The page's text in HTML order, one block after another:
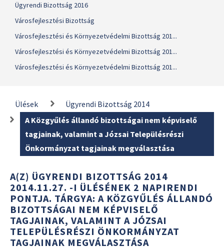
Ügyrendi Bizottság 2016
Városfejlesztési Bizottság
Városfejlesztési és Környezetvédelmi Bizottság 201...
Városfejlesztési és Környezetvédelmi Bizottság 201...
Városfejlesztési és Környezetvédelmi Bizottság 201...
Ülések
Ügyrendi Bizottság 2014
A Közgyűlés állandó bizottságai nem képviselő
tagjainak, valamint a Józsai Településrészi
Önkormányzat tagjainak megválasztása
A(Z) ÜGYRENDI BIZOTTSÁG 2014
2014.11.27. -I ÜLÉSÉNEK 2 NAPIRENDI
PONTJA. TÁRGYA: A KÖZGYŰLÉS ÁLLANDÓ
BIZOTTSÁGAI NEM KÉPVISELŐ
TAGJAINAK, VALAMINT A JÓZSAI
TELEPÜLÉSRÉSZI ÖNKORMÁNYZAT
TAGJAINAK MEGVÁLASZTÁSA